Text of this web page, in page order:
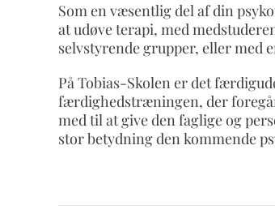
Som en væsentlig del af din
at udøve terapi, med
selvstyrende grupper, eller med
På Tobias-Skolen er det
færdighedstræningen, der
med til at give den faglige og
stor betydning den kommende